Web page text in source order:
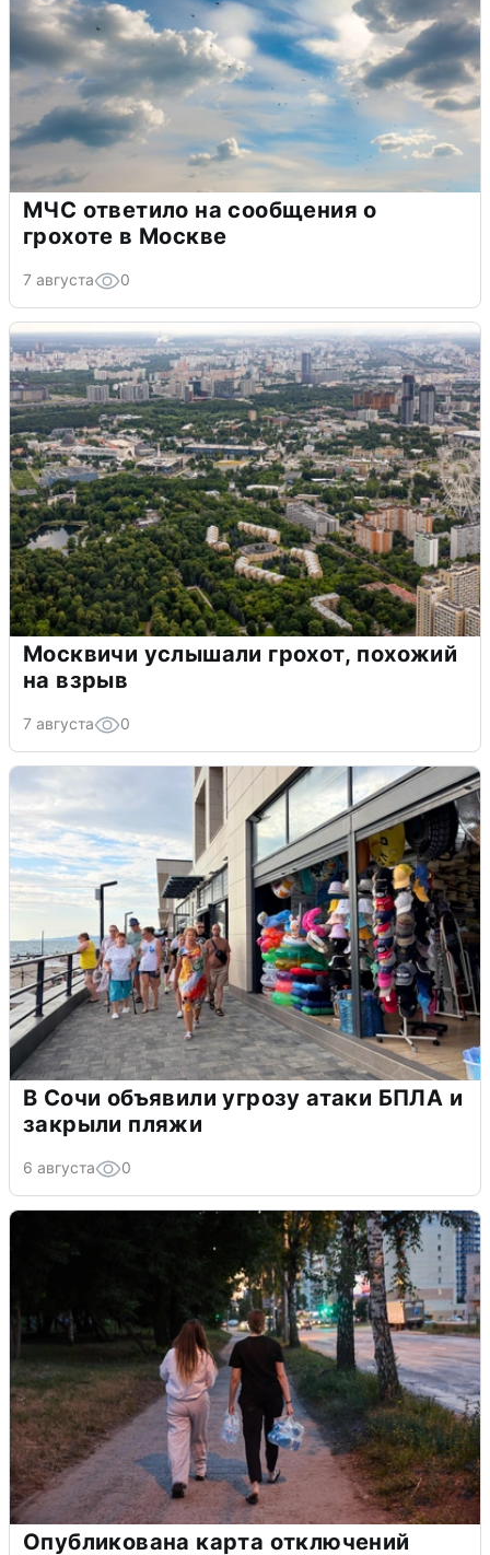
МЧС ответило на сообщения о
грохоте в Москве
7 августа 0
Москвичи услышали грохот, похожий
на взрыв
7 августа 0
В Сочи объявили угрозу атаки БПЛА и
закрыли пляжи
6 августа 0
Опубликована карта отключений